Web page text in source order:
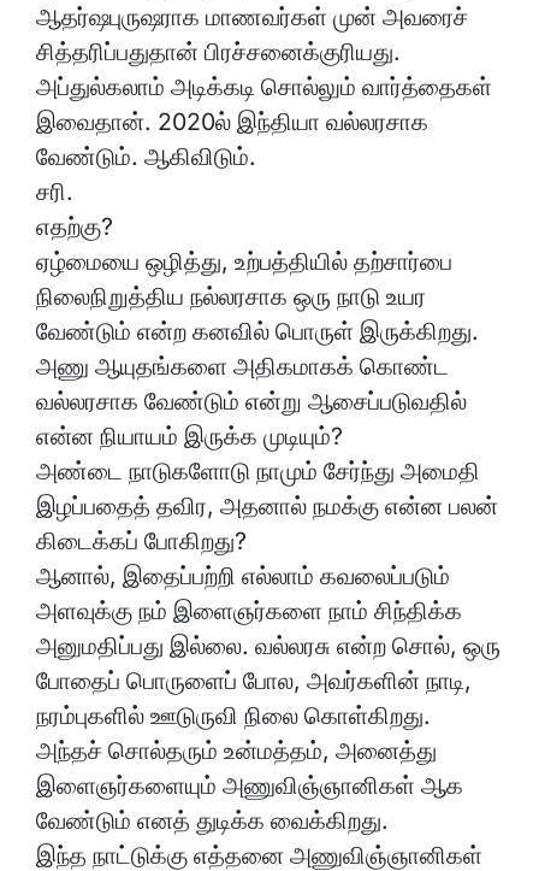
ஆதர்ஷபுருஷராக மாணவர்கள் முன் அவரைச்
சித்தரிப்பதுதான் பிரச்சனைக்குரியது.
அப்துல்கலாம் அடிக்கடி சொல்லும் வார்த்தைகள்
இவைதான். 2020ல் இந்தியா வல்லரசாக
வேண்டும். ஆகிவிடும்.
சரி.
எதற்கு?
ஏழ்மையை ஒழித்து, உற்பத்தியில் தற்சார்பை
நிலைநிறுத்திய நல்லரசாக ஒரு நாடு உயர
வேண்டும் என்ற கனவில் பொருள் இருக்கிறது.
அணு ஆயுதங்களை அதிகமாகக் கொண்ட
வல்லரசாக வேண்டும் என்று ஆசைப்படுவதில்
என்ன நியாயம் இருக்க முடியும்?
அண்டை நாடுகளோடு நாமும் சேர்ந்து அமைதி
இழப்பதைத் தவிர, அதனால் நமக்கு என்ன பலன்
கிடைக்கப் போகிறது?
ஆனால், இதைப்பற்றி எல்லாம் கவலைப்படும்
அளவுக்கு நம் இளைஞர்களை நாம் சிந்திக்க
அனுமதிப்பது இல்லை. வல்லரசு என்ற சொல், ஒரு
போதைப் பொருளைப் போல, அவர்களின் நாடி,
நரம்புகளில் ஊடுருவி நிலை கொள்கிறது.
அந்தச் சொல்தரும் உன்மத்தம், அனைத்து
இளைஞர்களையும் அணுவிஞ்ஞானிகள் ஆக
வேண்டும் எனத் துடிக்க வைக்கிறது.
இந்த நாட்டுக்கு எத்தனை அணுவிஞ்ஞானிகள்